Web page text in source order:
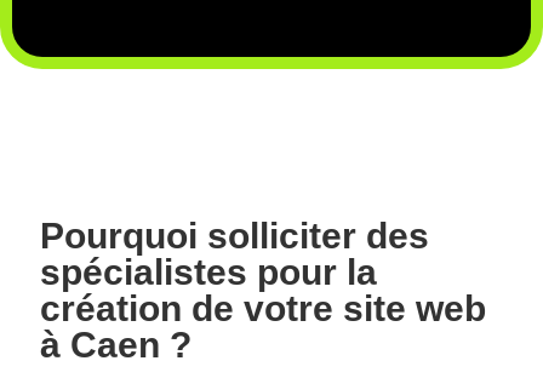
Pourquoi solliciter des
spécialistes pour la
création de votre site web
à Caen ?